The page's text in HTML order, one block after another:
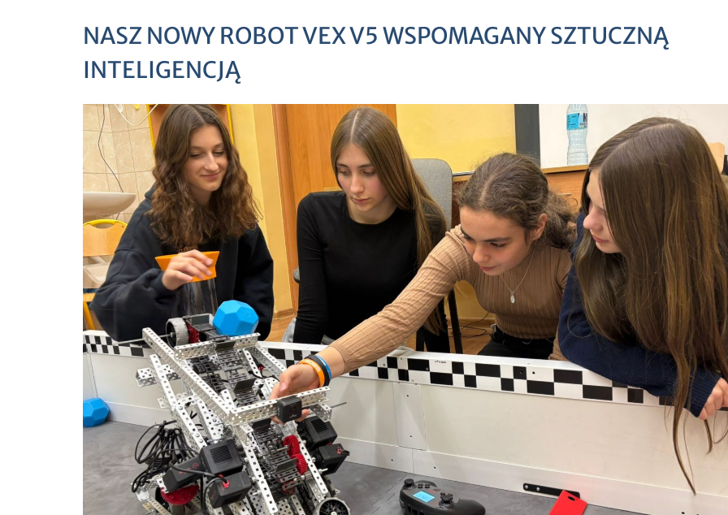
NASZ NOWY ROBOT VEX V5 WSPOMAGANY SZTUCZNĄ
INTELIGENCJĄ